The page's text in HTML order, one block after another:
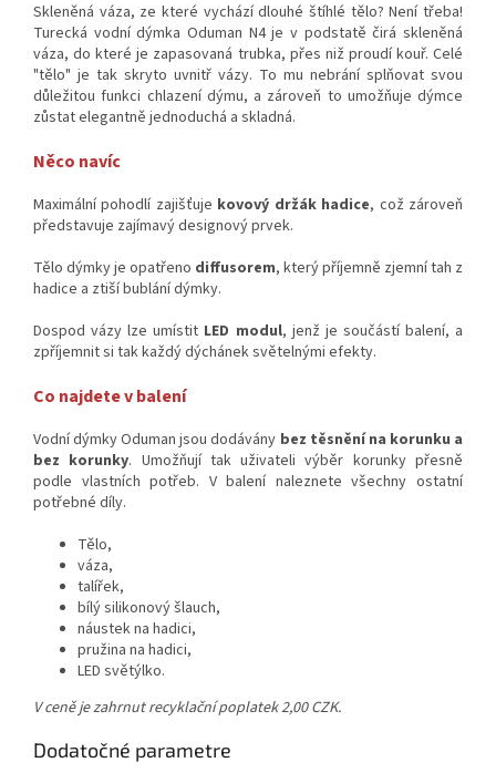
Skleněná váza, ze které vychází dlouhé štíhlé tělo? Není třeba!
Turecká vodní dýmka Oduman N4 je v podstatě čirá skleněná
váza, do které je zapasovaná trubka, přes niž proudí kouř. Celé
"tělo" je tak skryto uvnitř vázy. To mu nebrání splňovat svou
důležitou funkci chlazení dýmu, a zároveň to umožňuje dýmce
zůstat elegantně jednoduchá a skladná.
Něco navíc
Maximální pohodlí zajišťuje kovový držák hadice, což zároveň
představuje zajímavý designový prvek.
Tělo dýmky je opatřeno diffusorem, který příjemně zjemní tah z
hadice a ztiší bublání dýmky.
Dospod vázy lze umístit LED modul, jenž je součástí balení, a
zpříjemnit si tak každý dýchánek světelnými efekty.
Co najdete v balení
Vodní dýmky Oduman jsou dodávány bez těsnění na korunku a
bez korunky. Umožňují tak uživateli výběr korunky přesně
podle vlastních potřeb. V balení naleznete všechny ostatní
potřebné díly.
Tělo,
váza,
talířek,
bílý silikonový šlauch,
náustek na hadici,
pružina na hadici,
LED světýlko.
V ceně je zahrnut recyklační poplatek 2,00 CZK.
Dodatočné parametre